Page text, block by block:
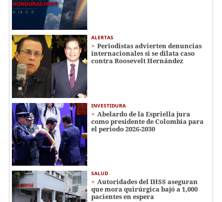
ALERTAS
Periodistas advierten denuncias
internacionales si se dilata caso
contra Roosevelt Hernández
INVESTIDURA
Abelardo de la Espriella jura
como presidente de Colombia para
el periodo 2026-2030
SALUD
Autoridades del IHSS aseguran
que mora quirúrgica bajó a 1,000
pacientes en espera